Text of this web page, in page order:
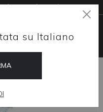
su Italiano
le monde entier